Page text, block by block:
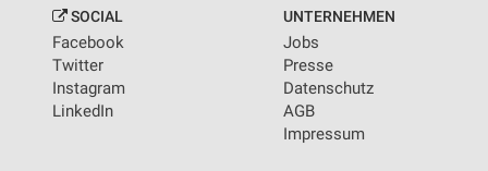
SOCIAL
Facebook
Twitter
Instagram
LinkedIn
UNTERNEHMEN
Jobs
Presse
Datenschutz
AGB
Impressum